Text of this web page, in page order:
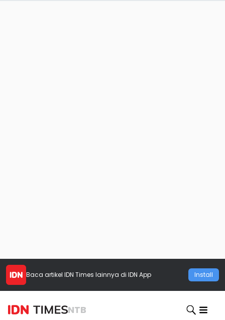
Baca artikel IDN Times lainnya di IDN App Install
NTB